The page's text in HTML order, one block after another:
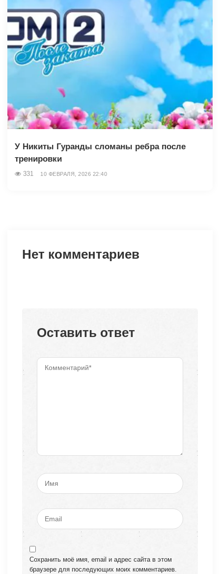
У Никиты Гуранды сломаны ребра после
тренировки
331 10 ФЕВРАЛЯ, 2026 22:40
Нет комментариев
Оставить ответ
Сохранить моё имя, email и адрес сайта в этом
браузере для последующих моих комментариев.